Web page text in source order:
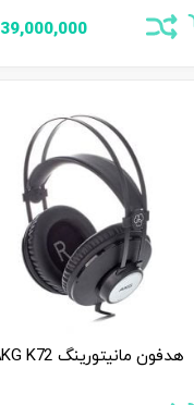
39,000,000
هدفون مانیتورینگ AKG K72